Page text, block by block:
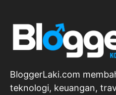
BloggerLaki.com
teknologi, keuangan,